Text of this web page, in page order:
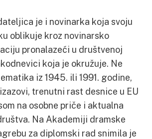
je i novinarka koja svoju
oblikuje kroz novinarsko
pronalazeći u društvenoj
koja je okružuje. Ne
iz 1945. ili 1991. godine,
trenutni rast desnice u EU
na osobne priče i aktualna
Na Akademiji dramske
za diplomski rad snimila je